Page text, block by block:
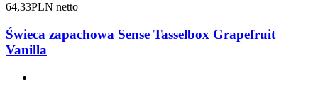
64,33PLN netto
Świeca zapachowa Sense Tasselbox Grapefruit
Vanilla